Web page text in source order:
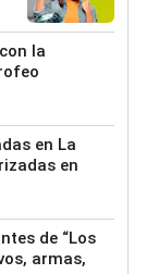
la
en La
en
de “Los
armas,